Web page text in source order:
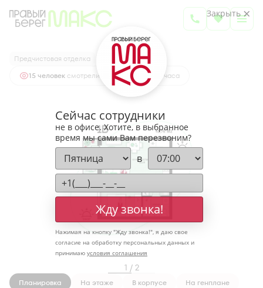
1-комнатная41.76 м2
5 675 268 руб.
Ипотекаот 18 712 руб.
Предчистовая отделка
15 человек смотрели эту квартиру за 24 часа
1 / 2
Планировка На этаже В корпусе На генплане
Закрыть
Сейчас сотрудники
не в офисе. Хотите, в выбранное
время мы сами Вам перезвоним?
в
Жду звонка!
Нажимая на кнопку "Жду звонка!", я даю свое
согласие на обработку персональных данных и
принимаю условия соглашения